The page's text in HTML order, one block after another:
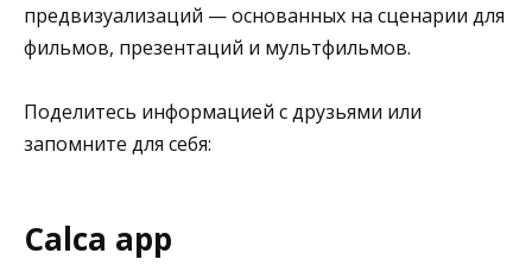
предвизуализаций — основанных на сценарии для
фильмов, презентаций и мультфильмов.
Поделитесь информацией с друзьями или
запомните для себя:
Calca app